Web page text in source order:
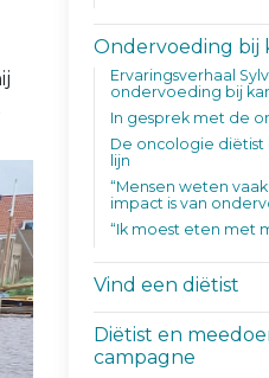
Ondervoeding bij
Ervaringsverhaal
ondervoeding bij
In gesprek met de
De oncologie diëtist
lijn
“Mensen weten
impact is van
“Ik moest eten met
Vind een diëtist
Diëtist en
campagne